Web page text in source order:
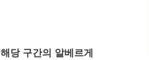
해당 구간의 알베르게